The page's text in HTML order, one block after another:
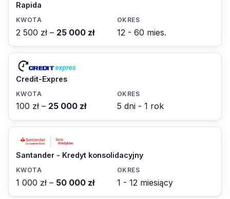
Rapida
2 500 zł – 25 000 zł 12 - 60 mies.
Credit-Expres
100 zł – 25 000 zł 5 dni - 1 rok
Santander - Kredyt konsolidacyjny
1 000 zł – 50 000 zł 1 - 12 miesiący